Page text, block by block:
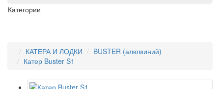
Категории
КАТЕРА И ЛОДКИ
BUSTER (алюминий)
Катер Buster S1